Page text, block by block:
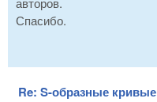
Спасибо.
Re: S-образные кривые